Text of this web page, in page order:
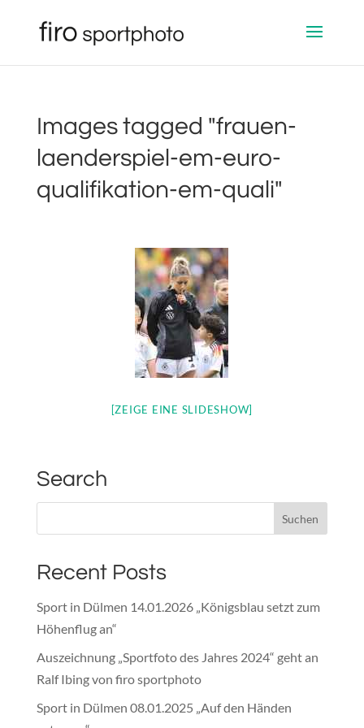
Images tagged "frauen-
laenderspiel-em-euro-
qualifikation-em-quali"
[ZEIGE EINE SLIDESHOW]
Search
Recent Posts
Sport in Dülmen 14.01.2026 „Königsblau setzt zum
Höhenflug an“
Auszeichnung „Sportfoto des Jahres 2024“ geht an
Ralf Ibing von firo sportphoto
Sport in Dülmen 08.01.2025 „Auf den Händen